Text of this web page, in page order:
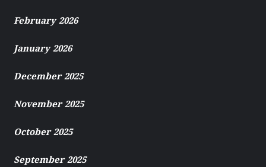
February 2026
January 2026
December 2025
November 2025
October 2025
September 2025